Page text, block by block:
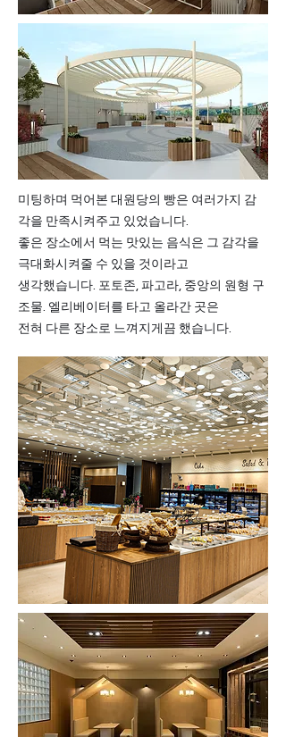
미팅하며 먹어본 대원당의 빵은 여러가지 감
각을 만족시켜주고 있었습니다.
좋은 장소에서 먹는 맛있는 음식은 그 감각을
극대화시켜줄 수 있을 것이라고
생각했습니다. 포토존, 파고라, 중앙의 원형 구
조물. 엘리베이터를 타고 올라간 곳은
​전혀 다른 장소로 느껴지게끔 했습니다.